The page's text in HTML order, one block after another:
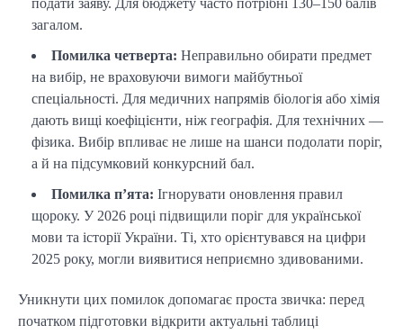
подати заяву. Для бюджету часто потрібні 130–150 балів
загалом.
Помилка четверта: Неправильно обирати предмет
на вибір, не враховуючи вимоги майбутньої
спеціальності. Для медичних напрямів біологія або хімія
дають вищі коефіцієнти, ніж географія. Для технічних —
фізика. Вибір впливає не лише на шанси подолати поріг,
а й на підсумковий конкурсний бал.
Помилка п’ята: Ігнорувати оновлення правил
щороку. У 2026 році підвищили поріг для української
мови та історії України. Ті, хто орієнтувався на цифри
2025 року, могли виявитися неприємно здивованими.
Уникнути цих помилок допомагає проста звичка: перед
початком підготовки відкрити актуальні таблиці